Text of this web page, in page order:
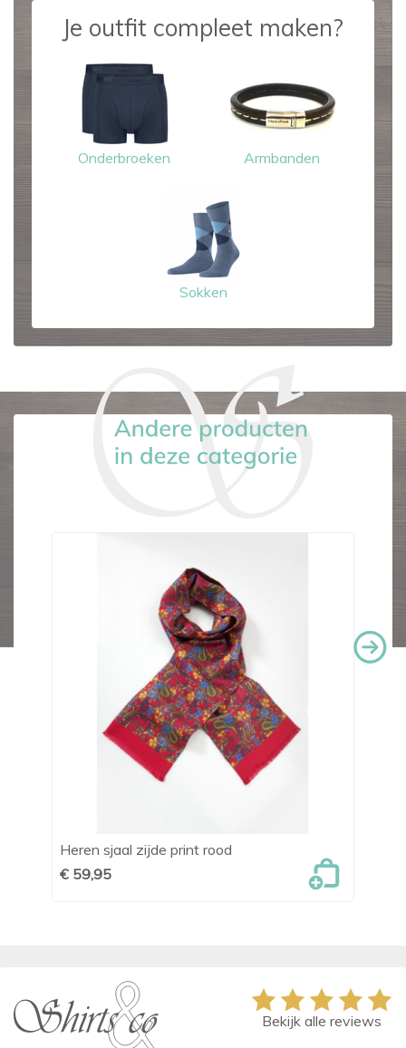
Je outfit compleet maken?
Onderbroeken Armbanden
Sokken
Heren sjaal zijde print rood
€ 59,95
Bekijk alle reviews